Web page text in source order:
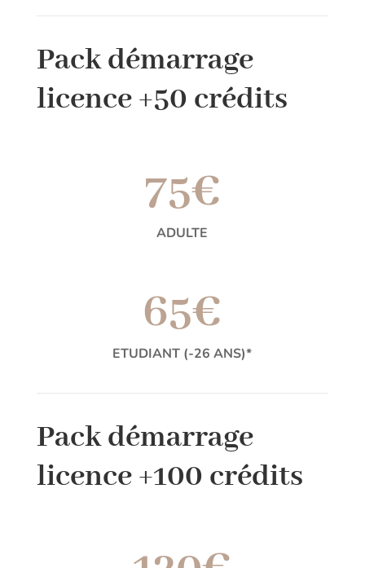
Pack démarrage
licence +50 crédits
75€
ADULTE
65€
ETUDIANT (-26 ANS)*
Pack démarrage
licence +100 crédits